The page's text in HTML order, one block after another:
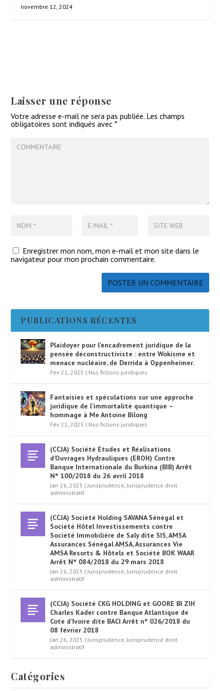
novembre 12, 2024
Laisser une réponse
Votre adresse e-mail ne sera pas publiée. Les champs
obligatoires sont indiqués avec*
Enregistrer mon nom, mon e-mail et mon site dans le
navigateur pour mon prochain commentaire.
PUBLICATIONS RÉCENTES
Plaidoyer pour l’encadrement juridique de la
pensée déconstructiviste : entre Wokisme et
menace nucléaire, de Derrida à Oppenheimer.
Fév 21, 2025 | Nos fictions juridiques
Fantaisies et spéculations sur une approche
juridique de l’immortalité quantique –
hommage à Me Antoine Bilong
Fév 21, 2025 | Nos fictions juridiques
(CCJA) Société Etudes et Réalisations
d’Ouvrages Hydrauliques (EROH) Contre
Banque Internationale du Burkina (BIB) Arrêt
N° 100/2018 du 26 avril 2018
Jan 26, 2025 | Jurisprudence Jurisprudence droit
administratif
(CCJA) Société Holding SAVANA Sénégal et
Société Hôtel Investissements contre
Société Immobilière de Saly dite SIS, AMSA
Assurances Sénégal AMSA, Assurances Vie
AMSA Resorts & Hôtels et Société BOK WAAR
Arrêt N° 084/2018 du 29 mars 2018
Jan 26, 2025 | Jurisprudence Jurisprudence droit
administratif
(CCJA) Société CKG HOLDING et GOORE BI ZIH
Charles Kader contre Banque Atlantique de
Cote d’Ivoire dite BACI Arrêt n° 026/2018 du
08 février 2018
Jan 26, 2025 | Jurisprudence Jurisprudence droit
administratif
Catégories